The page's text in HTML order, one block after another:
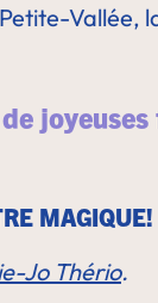
Vallée,
MAGIQUE!
Jo Thério.